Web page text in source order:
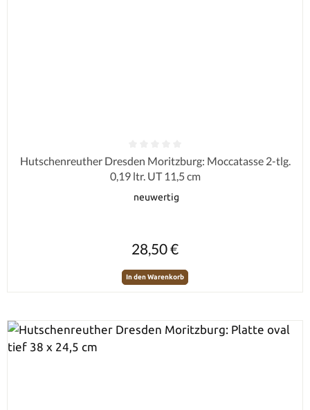
Durchschnittliche Bewertung von 0 von 5 Sternen
Hutschenreuther Dresden Moritzburg: Moccatasse 2-tlg.
0,19 ltr. UT 11,5 cm
neuwertig
28,50 €
In den Warenkorb